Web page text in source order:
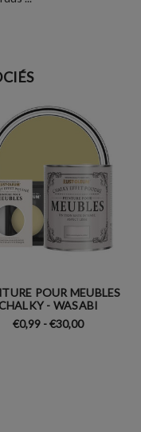
POUR MEUBLES
CHALKY - WASABI
€0,99 - €30,00